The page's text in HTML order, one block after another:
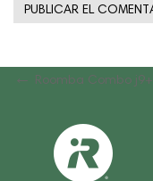
Navegación
entradas
Previous
Roomba Combo j9+